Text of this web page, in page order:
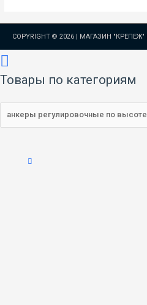
COPYRIGHT © 2026 | МАГАЗИН
Товары по категориям